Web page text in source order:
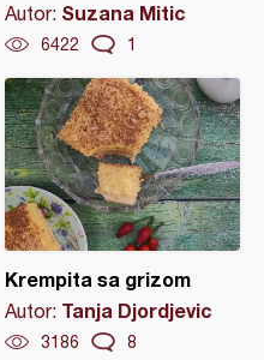
Autor: Suzana Mitic
6422 1
Krempita sa grizom
Autor: Tanja Djordjevic
3186 8